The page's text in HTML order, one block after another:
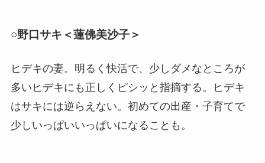
○野口サキ＜蓮佛美沙子＞
ヒデキの妻。明るく快活で、少しダメなところが
多いヒデキにも正しくピシッと指摘する。ヒデキ
はサキには逆らえない。初めての出産・子育てで
少しいっぱいいっぱいになることも。